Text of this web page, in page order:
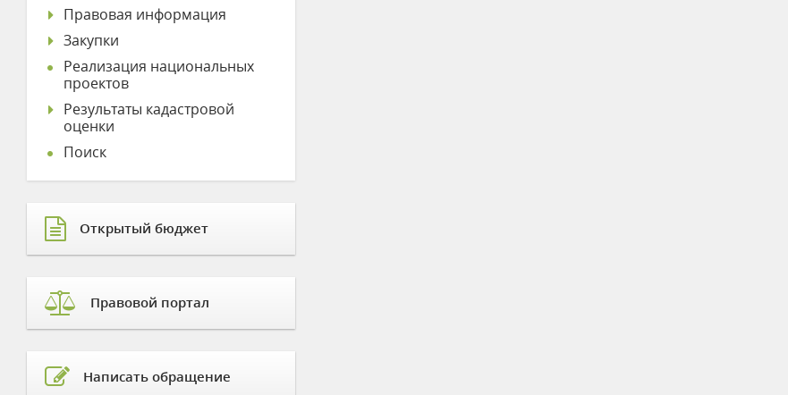
Правовая информация
Закупки
Реализация национальных
проектов
Результаты кадастровой
оценки
Поиск
Открытый бюджет
Правовой портал
Написать обращение